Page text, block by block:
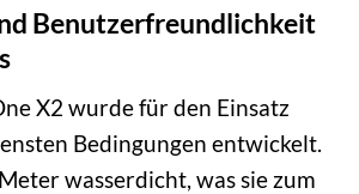
Benutzerfreundlichkeit
X2 wurde für den Einsatz
Bedingungen entwickelt.
wasserdicht, was sie zum